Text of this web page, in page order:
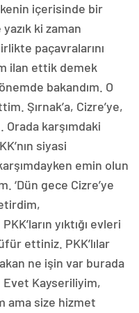
içerisinde bir
ki zaman
paçavralarını
ilan ettik demek
bakandım. O
Şırnak’a, Cizre’ye,
karşımdaki
siyasi
emin olun
‘Dün gece Cizre’ye
yıktığı evleri
ettiniz. PKK’lılar
ne işin var burada
Evet Kayseriliyim,
ama size hizmet